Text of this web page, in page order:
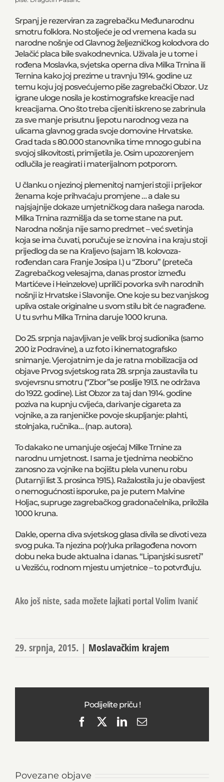
Srpanj je rezerviran za zagrebačku Međunarodnu
smotru folklora. No stoljeće je od vremena kada su
narodne nošnje od Glavnog željezničkog kolodvora do
Jelačić placa bile svakodnevnica. Uživala je u tome i
rođena Moslavka, svjetska operna diva Milka Trnina ili
Ternina kako joj prezime u travnju 1914. godine uz
temu koju joj posvećujemo piše zagrebački Obzor. Uz
igrane uloge nosila je kostimografske kreacije nad
kreacijama. Ono što treba cijeniti iskreno se zabrinula
za sve manje prisutnu ljepotu narodnog veza na
ulicama glavnog grada svoje domovine Hrvatske.
Grad tada s 80.000 stanovnika time mnogo gubi na
svojoj slikovitosti, primijetila je. Osim upozorenjem
odlučila je reagirati i materijalnom potporom.
U članku o njezinoj plemenitoj namjeri stoji i prijekor
ženama koje prihvaćaju promjene … a dale su
najsjajnije dokaze umjetničkog dara našega naroda.
Milka Trnina razmišlja da se tome stane na put.
Narodna nošnja nije samo predmet – već svetinja
koja se ima čuvati, poručuje se iz novina i na kraju stoji
prijedlog da se na Kraljevo (sajam 18. kolovoza-
rođendan cara Franje Josipa I.) u “Zboru” (preteča
Zagrebačkog velesajma, danas prostor između
Martićeve i Heinzelove) upriliči povorka svih narodnih
nošnji iz Hrvatske i Slavonije. One koje su bez vanjskog
upliva ostale originalne u svom stilu bit će nagrađene.
U tu svrhu Milka Trnina daruje 1000 kruna.
Do 25. srpnja najavljivan je velik broj sudionika (samo
200 iz Podravine), a uz foto i kinematografsko
snimanje. Vjerojatnim je da je ratna mobilizacija od
objave Prvog svjetskog rata 28. srpnja zaustavila tu
svojevrsnu smotru (“Zbor”se poslije 1913. ne održava
do 1922. godine). List Obzor za taj dan 1914. godine
poziva na kupnju cvijeća, darivanje cigareta za
vojnike, a za ranjeničke povoje skupljanje: plahti,
stolnjaka, ručnika… (nap. autora).
To dakako ne umanjuje osjećaj Milke Trnine za
narodnu umjetnost. I sama je tjednima neobično
zanosno za vojnike na bojištu plela vunenu robu
(Jutarnji list 3. prosinca 1915.). Ražalostila ju je obavijest
o nemogućnosti isporuke, pa je putem Malvine
Holjac, supruge zagrebačkog gradonačelnika, priložila
1000 kruna.
Dakle, operna diva svjetskog glasa divila se divoti veza
svog puka. Ta njezina po(r)uka prilagođena novom
dobu neka bude aktualna i danas. “Lipanjski susreti”
u Vezišću, rodnom mjestu umjetnice – to potvrđuju.
Ako još niste, sada možete lajkati portal Volim Ivanić
29. srpnja, 2015. | Moslavačkim krajem
Podijelite priču !
FacebookLinkedIn
Email
Povezane objave